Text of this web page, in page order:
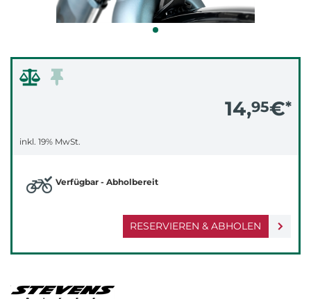
14,95€*
inkl. 19% MwSt.
RESERVIEREN & ABHOLEN
Verfügbar - Abholbereit